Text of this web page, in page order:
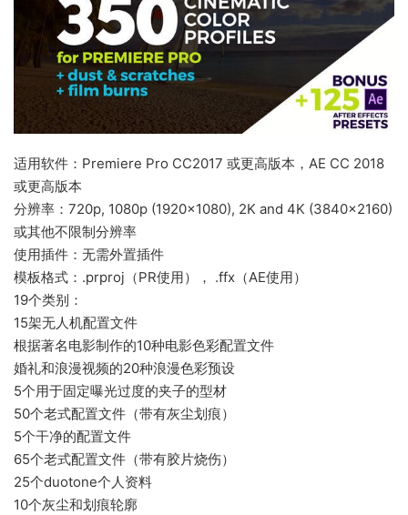
适用软件：Premiere Pro CC2017 或更高版本，AE CC 2018
或更高版本
分辨率：720p, 1080p (1920×1080), 2K and 4K (3840×2160)
或其他不限制分辨率
使用插件：无需外置插件
模板格式：.prproj（PR使用）， .ffx（AE使用）
19个类别：
15架无人机配置文件
根据著名电影制作的10种电影色彩配置文件
婚礼和浪漫视频的20种浪漫色彩预设
5个用于固定曝光过度的夹子的型材
50个老式配置文件（带有灰尘划痕）
5个干净的配置文件
65个老式配置文件（带有胶片烧伤）
25个duotone个人资料
10个灰尘和划痕轮廓